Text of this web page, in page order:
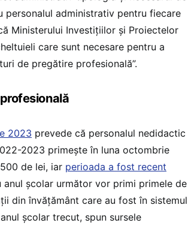
administrativ pentru fiecare
Ministerului Investițiilor și Proiectelor
care sunt necesare pentru a
de pregătire profesională”.
2023 prevede că personalul nedidactic
2023 primește în luna octombrie
de lei, iar perioada a fost recent
anul școlar următor vor primi primele de
din învățământ care au fost în sistemul
școlar trecut, spun sursele